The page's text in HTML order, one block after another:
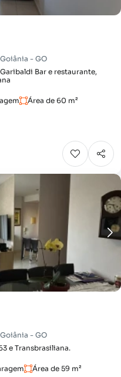
- GO
Bar e restaurante,
Área de 60 m²
- GO
e Transbrasiliana.
Área de 59 m²